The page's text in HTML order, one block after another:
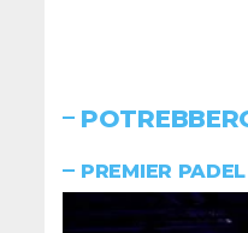
PREMIER PADEL